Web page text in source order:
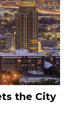
the City